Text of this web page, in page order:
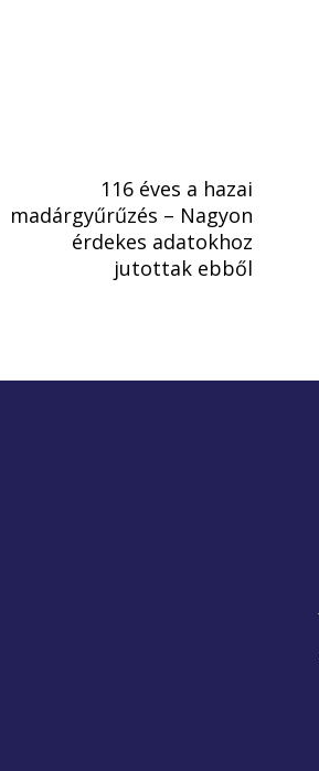
116 éves a hazai
madárgyűrűzés – Nagyon
érdekes adatokhoz
jutottak ebből